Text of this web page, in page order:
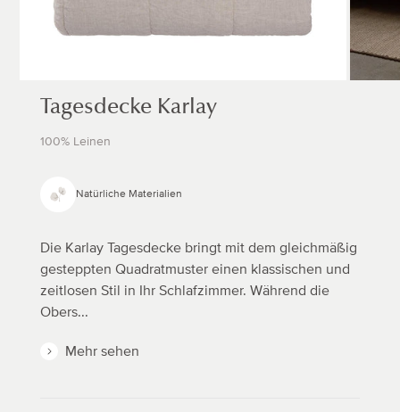
Tagesdecke Karlay
100% Leinen
Natürliche Materialien
Die Karlay Tagesdecke bringt mit dem gleichmäßig
gesteppten Quadratmuster einen klassischen und
zeitlosen Stil in Ihr Schlafzimmer. Während die
Obers...
Mehr sehen